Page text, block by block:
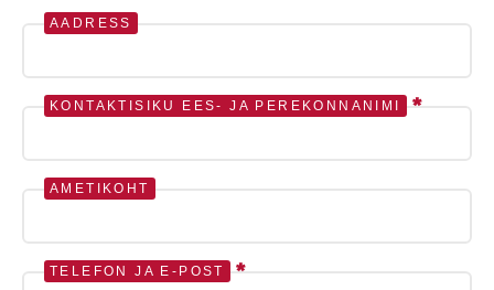
AADRESS
KONTAKTISIKU EES- JA PEREKONNANIMI *
AMETIKOHT
TELEFON JA E-POST *